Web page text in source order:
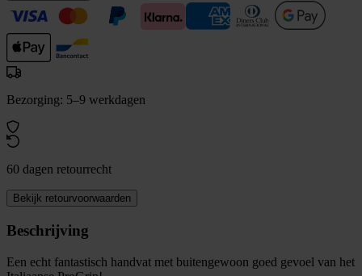
Bezorging: 5–9 werkdagen
60 dagen retourrecht
Bekijk retourvoorwaarden
Beschrijving
Een echt fantastisch handvat met buitengewoon goed gevoel van het